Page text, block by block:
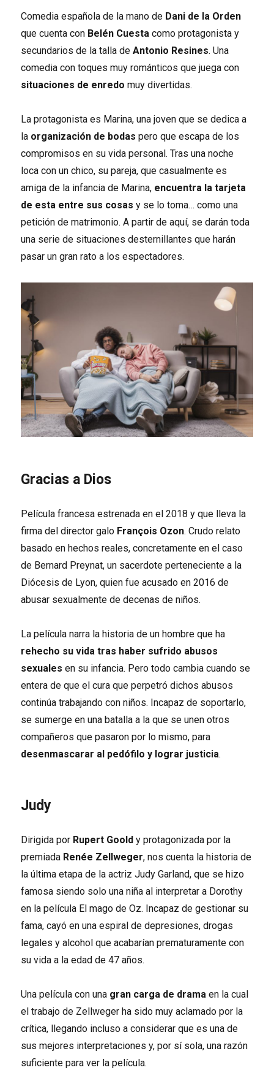
Comedia española de la mano de Dani de la Orden
que cuenta con Belén Cuesta como protagonista y
secundarios de la talla deAntonio Resines. Una
comedia con toques muy románticos que juega con
situaciones de enredo muy divertidas.
La protagonista es Marina, una joven que se dedica a
la organización de bodas pero que escapa de los
compromisos en su vida personal. Tras una noche
loca con un chico, su pareja, que casualmente es
amiga de la infancia de Marina, encuentra la tarjeta
de esta entre sus cosas y se lo toma… como una
petición de matrimonio. A partir de aquí, se darán toda
una serie de situaciones desternillantes que harán
pasar un gran rato a los espectadores.
Gracias a Dios
Película francesa estrenada en el 2018 y que lleva la
firma del director galo François Ozon. Crudo relato
basado en hechos reales, concretamente en el caso
de Bernard Preynat, un sacerdote perteneciente a la
Diócesis de Lyon, quien fue acusado en 2016 de
abusar sexualmente de decenas de niños.
La película narra la historia de un hombre que ha
rehecho su vida tras haber sufrido abusos
sexuales en su infancia. Pero todo cambia cuando se
entera de que el cura que perpetró dichos abusos
continúa trabajando con niños. Incapaz de soportarlo,
se sumerge en una batalla a la que se unen otros
compañeros que pasaron por lo mismo, para
desenmascarar al pedófilo y lograr justicia.
Judy
Dirigida por Rupert Goold y protagonizada por la
premiada Renée Zellweger, nos cuenta la historia de
la última etapa de la actriz Judy Garland, que se hizo
famosa siendo solo una niña al interpretar a Dorothy
en la película El mago de Oz. Incapaz de gestionar su
fama, cayó en una espiral de depresiones, drogas
legales y alcohol que acabarían prematuramente con
su vida a la edad de 47 años.
Una película con una gran carga de drama en la cual
el trabajo de Zellweger ha sido muy aclamado por la
crítica, llegando incluso a considerar que es una de
sus mejores interpretaciones y, por sí sola, una razón
suficiente para ver la película.